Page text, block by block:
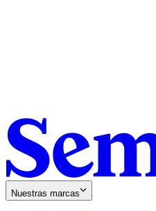
Nuestras marcas